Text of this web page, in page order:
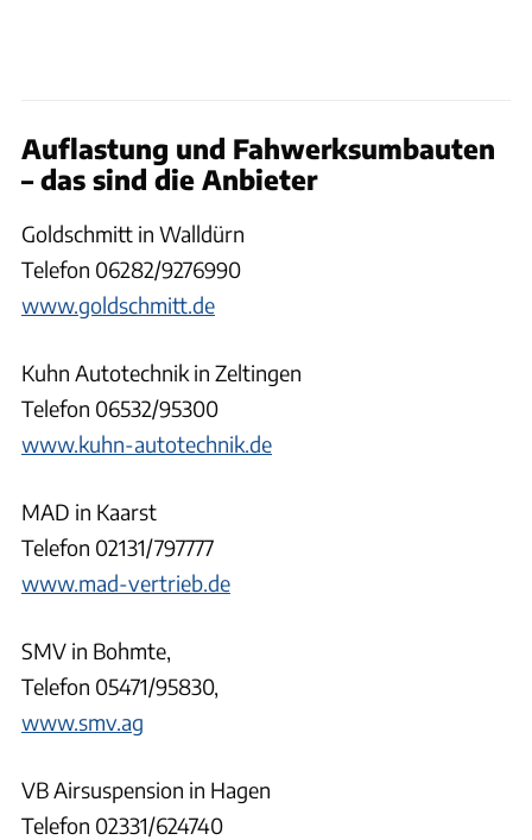
Auflastung und Fahwerksumbauten
– das sind die Anbieter
Goldschmitt in Walldürn
Telefon 06282/9276990
www.goldschmitt.de
Kuhn Autotechnik in Zeltingen
Telefon 06532/95300
www.kuhn-autotechnik.de
MAD in Kaarst
Telefon 02131/797777
www.mad-vertrieb.de
SMV in Bohmte,
Telefon 05471/95830,
www.smv.ag
VB Airsuspension in Hagen
Telefon 02331/624740